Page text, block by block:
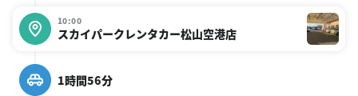
10:00
スカイパークレンタカー松山空港店
1時間56分